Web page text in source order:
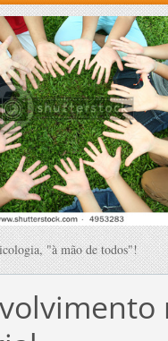
"à mão de todos"!